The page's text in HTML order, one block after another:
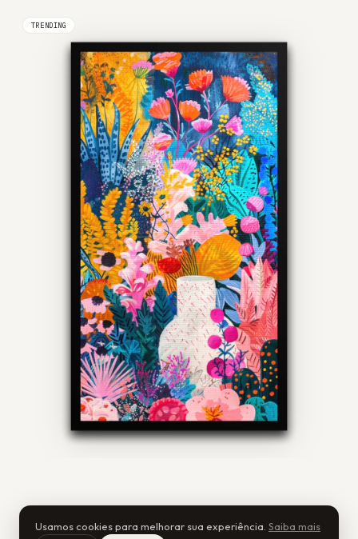
TRENDING
Usamos cookies para melhorar sua experiência. Saiba mais